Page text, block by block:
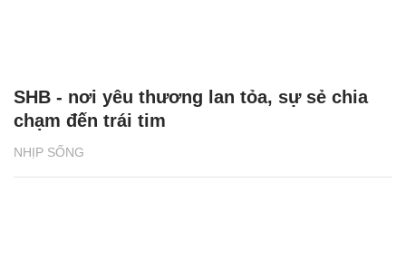
NHỊP SỐNG
SHB - nơi yêu thương lan tỏa, sự sẻ chia
chạm đến trái tim